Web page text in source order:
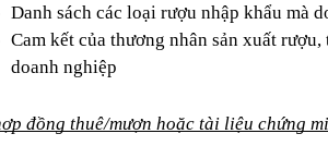
Danh sách các loại rượu nhập khẩu mà
Cam kết của thương nhân sản xuất
doanh nghiệp
đồng thuê/mượn hoặc tài liệu chứng